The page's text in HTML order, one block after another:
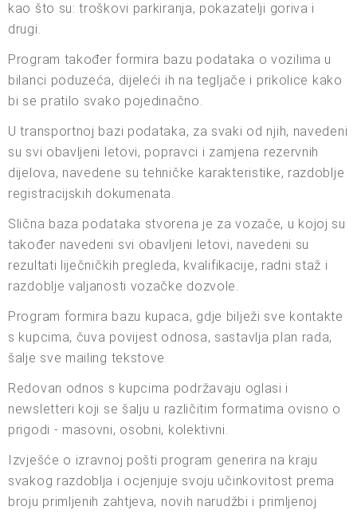
kao što su: troškovi parkiranja, pokazatelji goriva i
drugi.
Program također formira bazu podataka o vozilima u
bilanci poduzeća, dijeleći ih na tegljače i prikolice kako
bi se pratilo svako pojedinačno.
U transportnoj bazi podataka, za svaki od njih, navedeni
su svi obavljeni letovi, popravci i zamjena rezervnih
dijelova, navedene su tehničke karakteristike, razdoblje
registracijskih dokumenata.
Slična baza podataka stvorena je za vozače, u kojoj su
također navedeni svi obavljeni letovi, navedeni su
rezultati liječničkih pregleda, kvalifikacije, radni staž i
razdoblje valjanosti vozačke dozvole.
Program formira bazu kupaca, gdje bilježi sve kontakte
s kupcima, čuva povijest odnosa, sastavlja plan rada,
šalje sve mailing tekstove.
Redovan odnos s kupcima podržavaju oglasi i
newsletteri koji se šalju u različitim formatima ovisno o
prigodi - masovni, osobni, kolektivni.
Izvješće o izravnoj pošti program generira na kraju
svakog razdoblja i ocjenjuje svoju učinkovitost prema
broju primljenih zahtjeva, novih narudžbi i primljenoj